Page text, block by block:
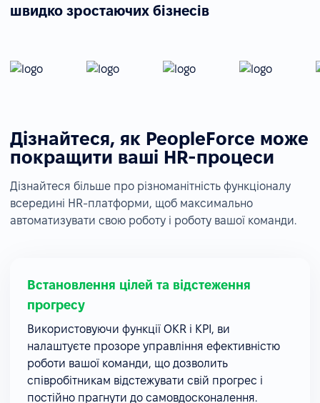
швидко зростаючих бізнесів
Дізнайтеся, як PeopleForce може
покращити ваші HR-процеси
Дізнайтеся більше про різноманітність функціоналу
всередині HR-платформи, щоб максимально
автоматизувати свою роботу і роботу вашої команди.
Встановлення цілей та відстеження
прогресу
Використовуючи функції OKR і KPI, ви
налаштуєте прозоре управління ефективністю
роботи вашої команди, що дозволить
співробітникам відстежувати свій прогрес і
постійно прагнути до самовдосконалення.